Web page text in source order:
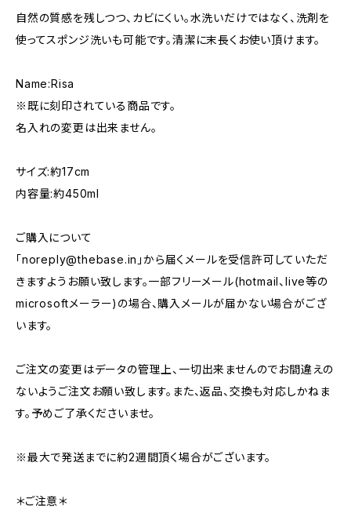
自然の質感を残しつつ、カビにくい。水洗いだけではなく、洗剤を
使ってスポンジ洗いも可能です。清潔に末長くお使い頂けます。
Name:Risa
※既に刻印されている商品です。
名入れの変更は出来ません。
サイズ:約17cm
内容量:約450ml
ご購入について
「noreply@thebase.in 」から届くメールを受信許可していただ
きますようお願い致します。一部フリーメール(hotmail、live等の
microsoftメーラー)の場合、購入メールが届かない場合がござ
います。
ご注文の変更はデータの管理上、一切出来ませんのでお間違えの
ないようご注文お願い致します。また、返品、交換も対応しかねま
す。予めご了承くださいませ。
※最大で発送までに約2週間頂く場合がございます。
＊ご注意＊